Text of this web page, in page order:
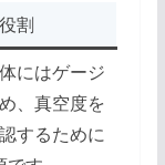
役割
にはゲージ
、真空度を
するために